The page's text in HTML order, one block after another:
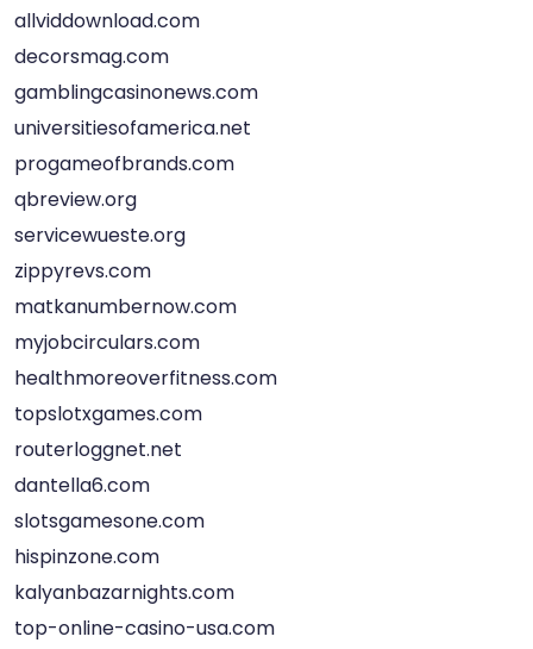
allviddownload.com
decorsmag.com
gamblingcasinonews.com
universitiesofamerica.net
progameofbrands.com
qbreview.org
servicewueste.org
zippyrevs.com
matkanumbernow.com
myjobcirculars.com
healthmoreoverfitness.com
topslotxgames.com
routerloggnet.net
dantella6.com
slotsgamesone.com
hispinzone.com
kalyanbazarnights.com
top-online-casino-usa.com